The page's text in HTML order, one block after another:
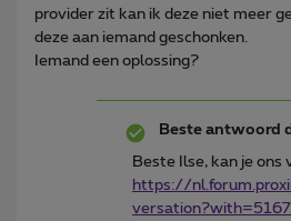
provider zit kan ik deze niet meer
deze aan iemand geschonken.
Iemand een oplossing?
Beste antwoord
Beste Ilse, kan je ons
https://